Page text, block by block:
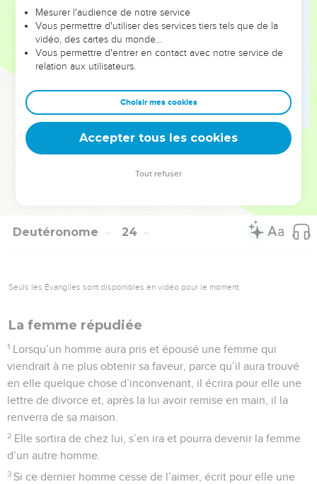
Le droit de cueillir quelques fruits
Si tu entres dans la vigne de ton prochain, tu pourras à ton
gré manger des raisins et t’en rassasier ; mais tu n’en mettras
Si tu entres dans les blés de ton prochain, tu pourras
cueillir des épis avec la main, mais tu ne manieras pas la
faucille sur les blés de ton prochain.
© Société biblique française – Bibli’O, 1978, avec autorisation. Pour vous procurer
Deutéronome 24
Seuls les Évangiles sont disponibles en vidéo pour le moment.
La femme répudiée
1 Lorsqu’un homme aura pris et épousé une femme qui
viendrait à ne plus obtenir sa faveur, parce qu’il aura trouvé
en elle quelque chose d’inconvenant, il écrira pour elle une
lettre de divorce et, après la lui avoir remise en main, il la
renverra de sa maison.
2 Elle sortira de chez lui, s’en ira et pourra devenir la femme
d’un autre homme.
3 Si ce dernier homme cesse de l’aimer, écrit pour elle une
Mesurer l'audience de notre service
Vous permettre d'utiliser des services tiers tels que de la
vidéo, des cartes du monde…
Vous permettre d'entrer en contact avec notre service de
relation aux utilisateurs.
Choisir mes cookies
Accepter tous les cookies
Tout refuser